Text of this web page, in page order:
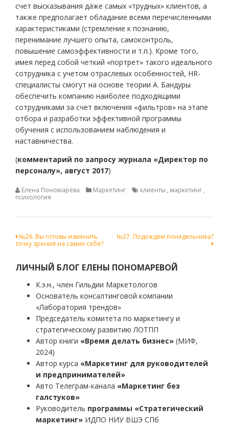
счет высказывания даже самых «трудных» клиентов, а
также предполагает обладание всеми перечисленными
характеристиками (стремление к познанию,
перенимание лучшего опыта, самоконтроль,
повышение самоэффективности и т.п.). Кроме того,
имея перед собой четкий «портрет» такого идеального
сотрудника с учетом отраслевых особенностей, HR-
специалисты смогут на основе теории А. Бандуры
обеспечить компанию наиболее подходящими
сотрудниками за счет включения «фильтров» на этапе
отбора и разработки эффективной программы
обучения с использованием наблюдения и
наставничества.
(комментарий по запросу журнала «Директор по
персоналу», август 2017)
Елена Пономарева Маркетинг клиенты , маркетинг,
психология
Навигация
записям
№26. Вы готовы изменить
точку зрения на самих себя?
№27. Подождем понедельника?
ЛИЧНЫЙ БЛОГ ЕЛЕНЫ ПОНОМАРЕВОЙ
К.э.н., член Гильдии Маркетологов
Основатель консалтинговой компании
«Лаборатория трендов»
Председатель комитета по маркетингу и
стратегическому развитию ЛОТПП
Автор книги «Время делать бизнес» (МИФ,
2024)
Автор курса «Маркетинг для руководителей
и предпринимателей»
Авто Телеграм-канала «Маркетинг без
галстуков»
Руководитель программы «Стратегический
маркетинг» ИДПО НИУ ВШЭ СПб